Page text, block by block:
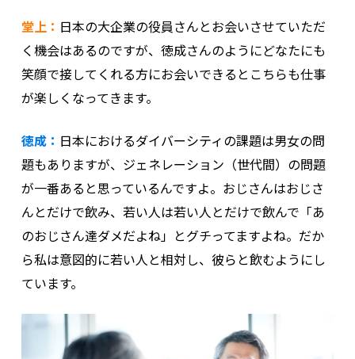
堂上： 日本の大企業の役員さんとお会いさせていただ
く機会はあるのですが、徳成さんのようにどなたにも
笑顔で接してくれる方にお会いできるとこちらも仕事
が楽しくなってきます。
徳成： 日本におけるダイバーシティの課題は男女の問
題もありますが、ジェネレーション（世代間）の問題
が一番あると思っているんですよ。おじさんはおじさ
んとだけで飲み、若い人は若い人とだけで飲んで「あ
のおじさん達ダメだよね」とグチってますよね。だか
ら私は意図的に若い人と相対し、彼らと飲むようにし
ています。